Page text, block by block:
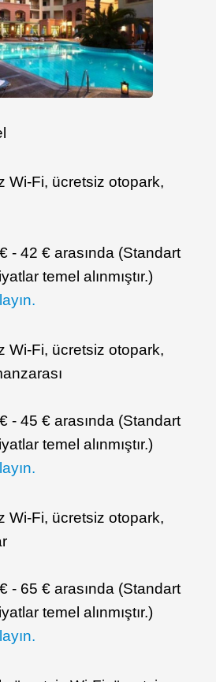
Wi-Fi, ücretsiz otopark,
- 42 € arasında (Standart
temel alınmıştır.)
Wi-Fi, ücretsiz otopark,
- 45 € arasında (Standart
temel alınmıştır.)
Wi-Fi, ücretsiz otopark,
- 65 € arasında (Standart
temel alınmıştır.)